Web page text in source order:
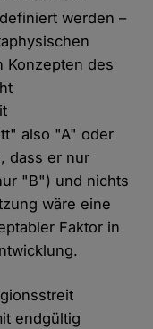
werden –
Konzepten des
also "A" oder
dass er nur
"B") und nichts
wäre eine
Faktor in
endgültig